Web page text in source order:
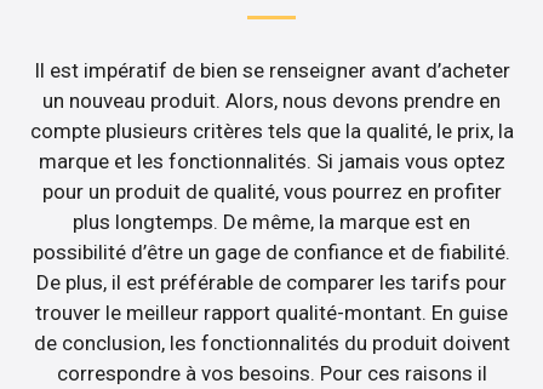
Il est impératif de bien se renseigner avant d’acheter
un nouveau produit. Alors, nous devons prendre en
compte plusieurs critères tels que la qualité, le prix, la
marque et les fonctionnalités. Si jamais vous optez
pour un produit de qualité, vous pourrez en profiter
plus longtemps. De même, la marque est en
possibilité d’être un gage de confiance et de fiabilité.
De plus, il est préférable de comparer les tarifs pour
trouver le meilleur rapport qualité-montant. En guise
de conclusion, les fonctionnalités du produit doivent
correspondre à vos besoins. Pour ces raisons il